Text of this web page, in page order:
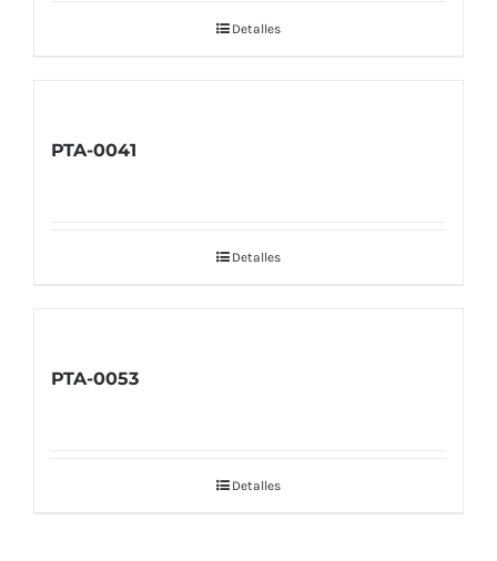
Detalles
PTA-0041
Detalles
PTA-0053
Detalles